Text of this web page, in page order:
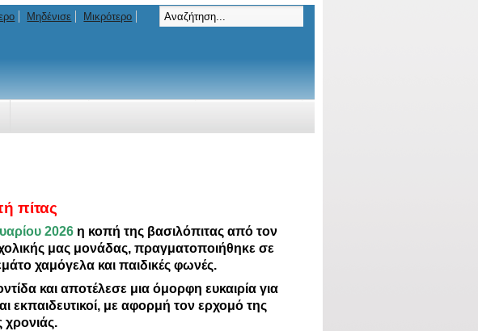
Μηδένισε Μικρότερο
πίτας
2026η κοπή της βασιλόπιτας από τον
μας μονάδας, πραγματοποιήθηκε σε
χαμόγελα και παιδικές φωνές.
και αποτέλεσε μια όμορφη ευκαιρία για
εκπαιδευτικοί, με αφορμή τον ερχομό της
χρονιάς.